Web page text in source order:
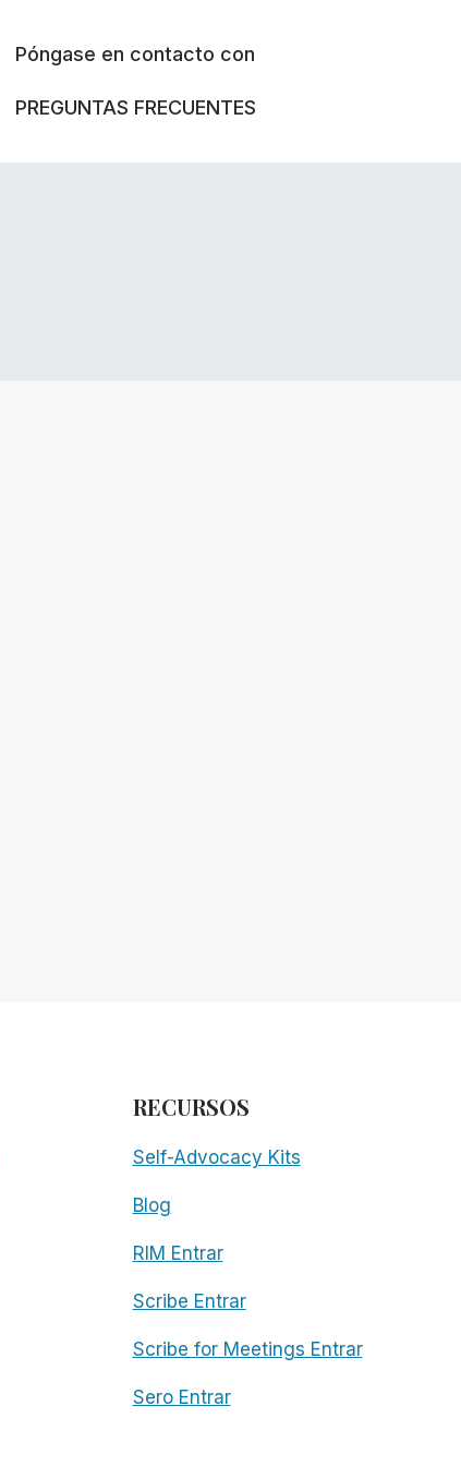
Póngase en contacto con
PREGUNTAS FRECUENTES
RECURSOS
Self-Advocacy Kits
Blog
RIM Entrar
Scribe Entrar
Scribe for Meetings Entrar
Sero Entrar